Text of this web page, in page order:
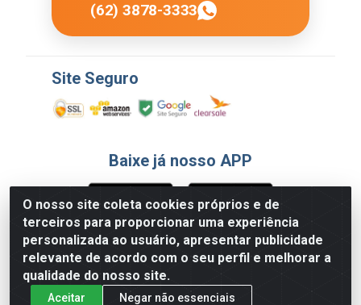
O nosso site coleta cookies próprios e de
terceiros para proporcionar uma experiência
personalizada ao usuário, apresentar publicidade
relevante de acordo com o seu perfil e melhorar a
qualidade do nosso site.
Aceitar
Negar não essenciais
(62) 3878-3333
Site Seguro
Baixe já nosso APP
Formas de Pagamento